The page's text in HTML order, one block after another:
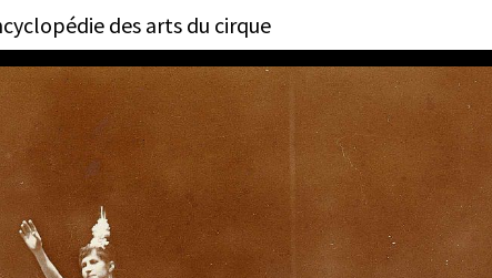
des arts du cirque